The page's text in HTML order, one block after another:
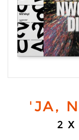
'JA,
2 X